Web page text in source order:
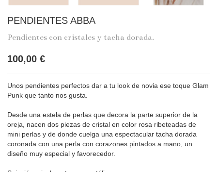
PENDIENTES ABBA
Pendientes con cristales y tacha dorada.
100,00 €
Unos pendientes perfectos dar a tu look de novia ese toque Glam
Punk que tanto nos gusta.
Desde una estela de perlas que decora la parte superior de la
oreja, nacen dos piezas de cristal en color rosa ribeteadas de
mini perlas y de donde cuelga una espectacular tacha dorada
coronada con una perla con corazones pintados a mano, un
diseño muy especial y favorecedor.